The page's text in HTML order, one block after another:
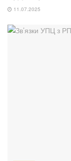
11.07.2025